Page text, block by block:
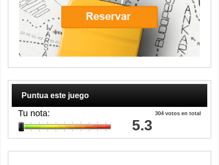
Puntua este juego
304 votos en total
Tu nota:
5.3